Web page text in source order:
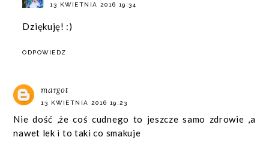
13 KWIETNIA 2016 19:34
Dziękuję! :)
ODPOWIEDZ
margot
13 KWIETNIA 2016 19:23
Nie dość ,że coś cudnego to jeszcze samo zdrowie ,a
nawet lek i to taki co smakuje